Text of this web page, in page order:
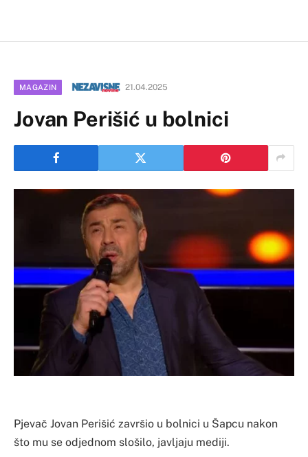
MAGAZIN 21.04.2025
Jovan Perišić u bolnici
Pjevač Jovan Perišić završio u bolnici u Šapcu nakon
što mu se od‌jednom slošilo, javljaju mediji.